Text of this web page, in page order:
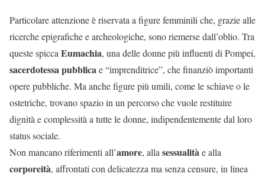
Particolare attenzione è riservata a figure femminili che, grazie alle
ricerche epigrafiche e archeologiche, sono riemerse dall’oblio. Tra
queste spicca Eumachia, una delle donne più influenti di Pompei,
sacerdotessa pubblicae “imprenditrice”, che finanziò importanti
opere pubbliche. Ma anche figure più umili, come le schiave o le
ostetriche, trovano spazio in un percorso che vuole restituire
dignità e complessità a tutte le donne, indipendentemente dal loro
status sociale.
Non mancano riferimenti all’amore, alla sessualitàe alla
corporeità, affrontati con delicatezza ma senza censure, in linea